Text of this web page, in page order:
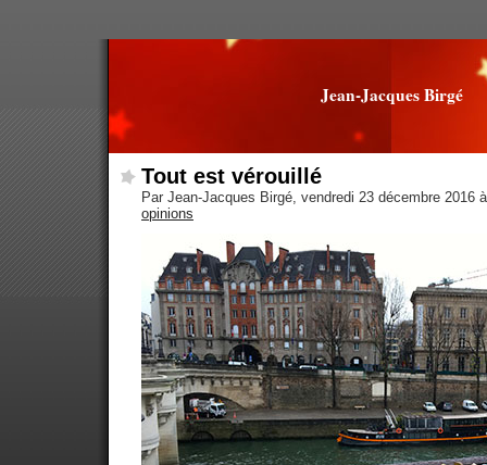
Jean-Jacques Birgé
Tout est vérouillé
Par Jean-Jacques Birgé, vendredi 23 décembre 2016
opinions